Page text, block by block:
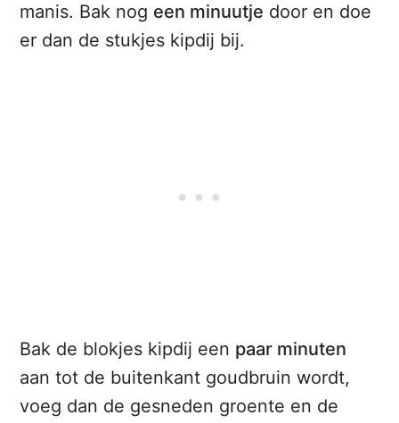
manis. Bak nog een minuutje door en doe
er dan de stukjes kipdij bij.
Bak de blokjes kipdij een paar minuten
aan tot de buitenkant goudbruin wordt,
voeg dan de gesneden groente en de